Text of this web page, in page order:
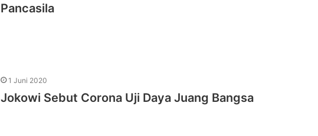
Pancasila
1 Juni 2020
Jokowi Sebut Corona Uji Daya Juang Bangsa